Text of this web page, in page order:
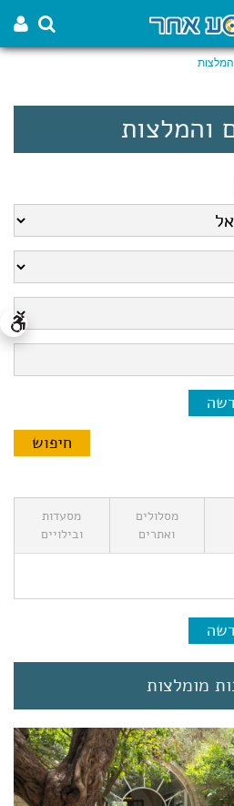
המלצות
והמלצות
מסלולים
ואתרים
מסעדות
ובילויים
מומלצות